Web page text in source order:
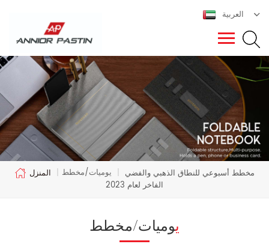
العربية
المنزل | يوميات/مخطط |
الفاخر لعام 2023
يوميات/مخطط